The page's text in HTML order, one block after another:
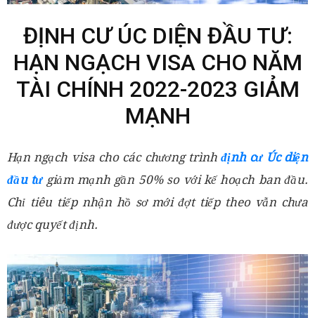
ĐỊNH CƯ ÚC DIỆN ĐẦU TƯ:
HẠN NGẠCH VISA CHO NĂM
TÀI CHÍNH 2022-2023 GIẢM
MẠNH
Hạn ngạch visa cho các chương trìnhđịnh cư Úc diện
đầu tư giảm mạnh gần 50% so với kế hoạch ban đầu.
Chỉ tiêu tiếp nhận hồ sơ mới đợt tiếp theo vẫn chưa
được quyết định.